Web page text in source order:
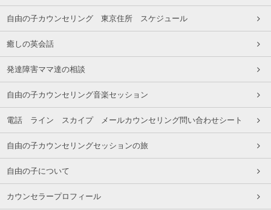
自由の子カウンセリング 東京住所 スケジュール
癒しの英会話
発達障害ママ達の相談
自由の子カウンセリング音楽セッション
電話 ライン スカイプ メールカウンセリング問い合わせシート
自由の子カウンセリングセッションの旅
自由の子について
カウンセラープロフィール